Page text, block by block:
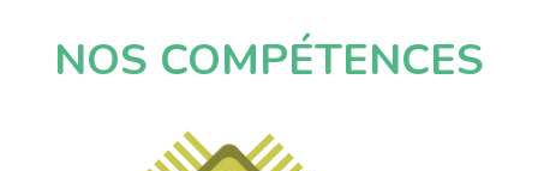
NOS COMPÉTENCES